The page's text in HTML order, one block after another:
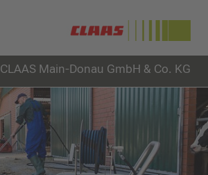
CLAAS Main-Donau GmbH & Co. KG